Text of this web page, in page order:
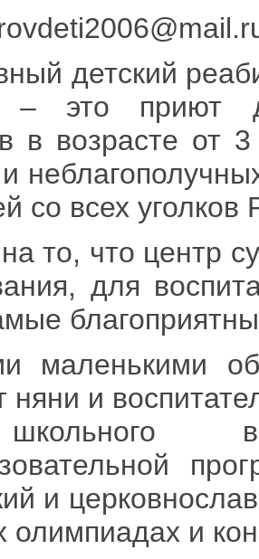
детский
– это приют
в возрасте от
со всех уголков
то, что центр
для
маленькими
няни и
и
олимпиадах и